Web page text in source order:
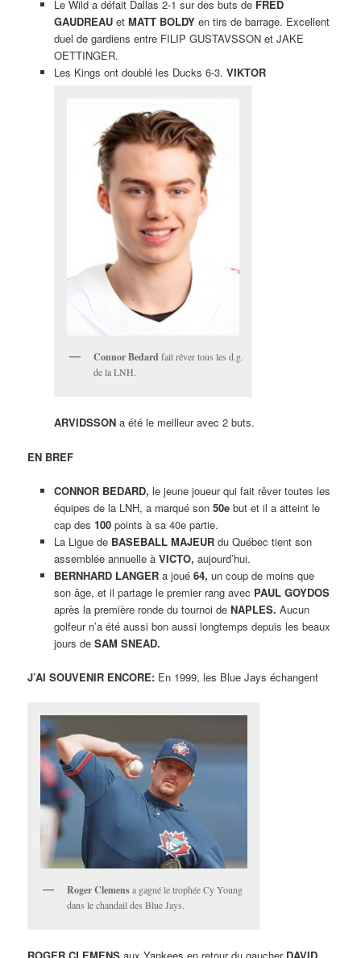
Le Wild a défait Dallas 2-1 sur des buts de FRED
GAUDREAUet MATT BOLDYen tirs de barrage. Excellent
duel de gardiens entre FILIP GUSTAVSSON et JAKE
OETTINGER.
Les Kings ont doublé les Ducks 6-3. VIKTOR
Connor Bedard fait rêver tous les d.g.
de la LNH.
ARVIDSSONa été le meilleur avec 2 buts.
EN BREF
CONNOR BEDARD, le jeune joueur qui fait rêver toutes les
équipes de la LNH, a marqué son 50ebut et il a atteint le
cap des 100points à sa 40e partie.
La Ligue de BASEBALL MAJEURdu Québec tient son
assemblée annuelle à VICTO, aujourd’hui.
BERNHARD LANGERa joué 64, un coup de moins que
son âge, et il partage le premier rang avec PAUL GOYDOS
après la première ronde du tournoi de NAPLES. Aucun
golfeur n’a été aussi bon aussi longtemps depuis les beaux
jours de SAM SNEAD.
J’AI SOUVENIR ENCORE: En 1999, les Blue Jays échangent
Roger Clemensa gagné le trophée Cy Young
dans le chandail des Blue Jays.